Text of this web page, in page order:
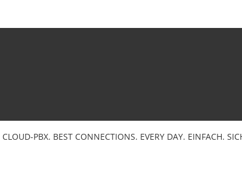
CLOUD-PBX. BEST CONNECTIONS. EVERY DAY. EINFACH.